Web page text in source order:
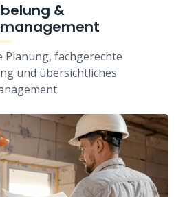
&
Planung, fachgerechte
und übersichtliches